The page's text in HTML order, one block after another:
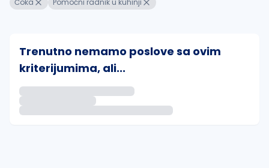
Čoka Pomoćni radnik u kuhinji
Trenutno nemamo poslove sa ovim
kriterijumima, ali...